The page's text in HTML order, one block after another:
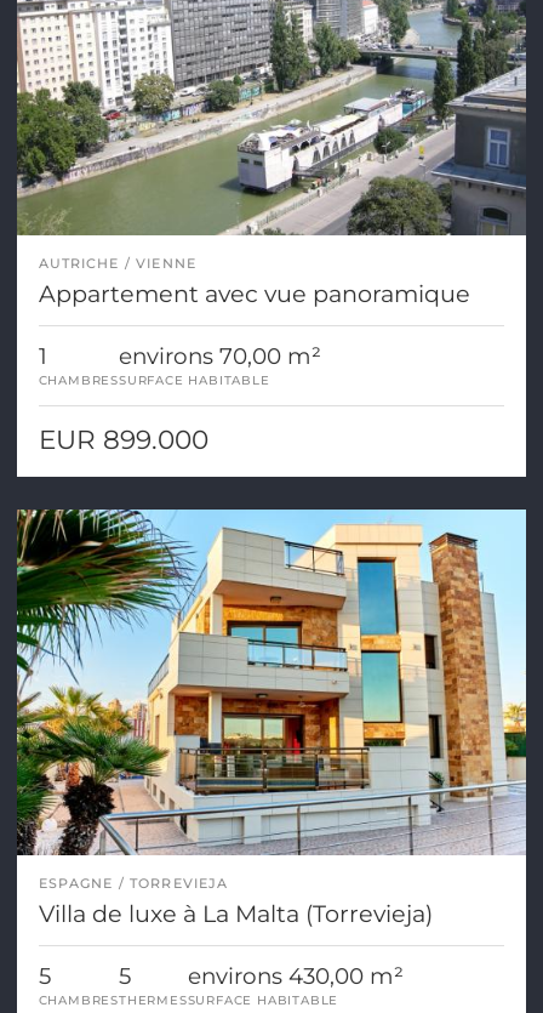
AUTRICHE VIENNE
Appartement avec vue panoramique
1
CHAMBRES
environs 70,00 m²
SURFACE HABITABLE
EUR 899.000
ESPAGNE TORREVIEJA
Villa de luxe à La Malta (Torrevieja)
5
CHAMBRES
5
THERMES
environs 430,00 m²
SURFACE HABITABLE